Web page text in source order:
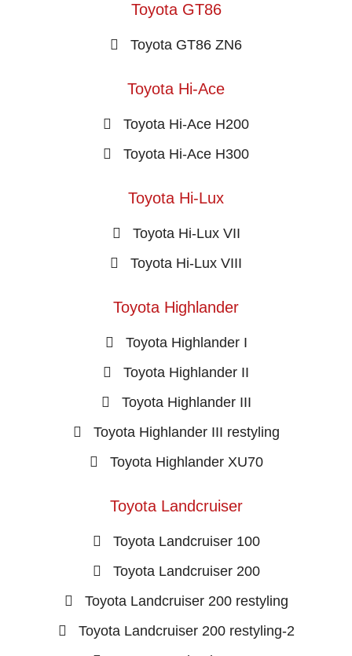
Toyota GT86
Toyota GT86 ZN6
Toyota Hi-Ace
Toyota Hi-Ace H200
Toyota Hi-Ace H300
Toyota Hi-Lux
Toyota Hi-Lux VII
Toyota Hi-Lux VIII
Toyota Highlander
Toyota Highlander I
Toyota Highlander II
Toyota Highlander III
Toyota Highlander III restyling
Toyota Highlander XU70
Toyota Landcruiser
Toyota Landcruiser 100
Toyota Landcruiser 200
Toyota Landcruiser 200 restyling
Toyota Landcruiser 200 restyling-2